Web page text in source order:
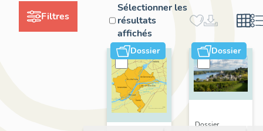
Filtres
Sélectionner les
résultats
affichés
Dossier Dossier
Dossier